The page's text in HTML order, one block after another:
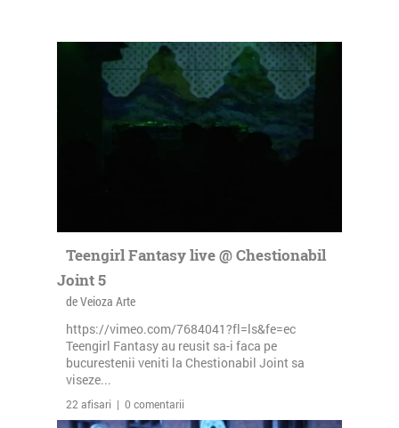
Teengirl Fantasy live @ Chestionabil
Joint 5
de Veioza Arte
https://vimeo.com/7684041?fl=ls&fe=ec
Teengirl Fantasy au reusit sa-i faca pe
bucurestenii veniti la Chestionabil Joint sa
viseze...
22 afisari | 0 comentarii